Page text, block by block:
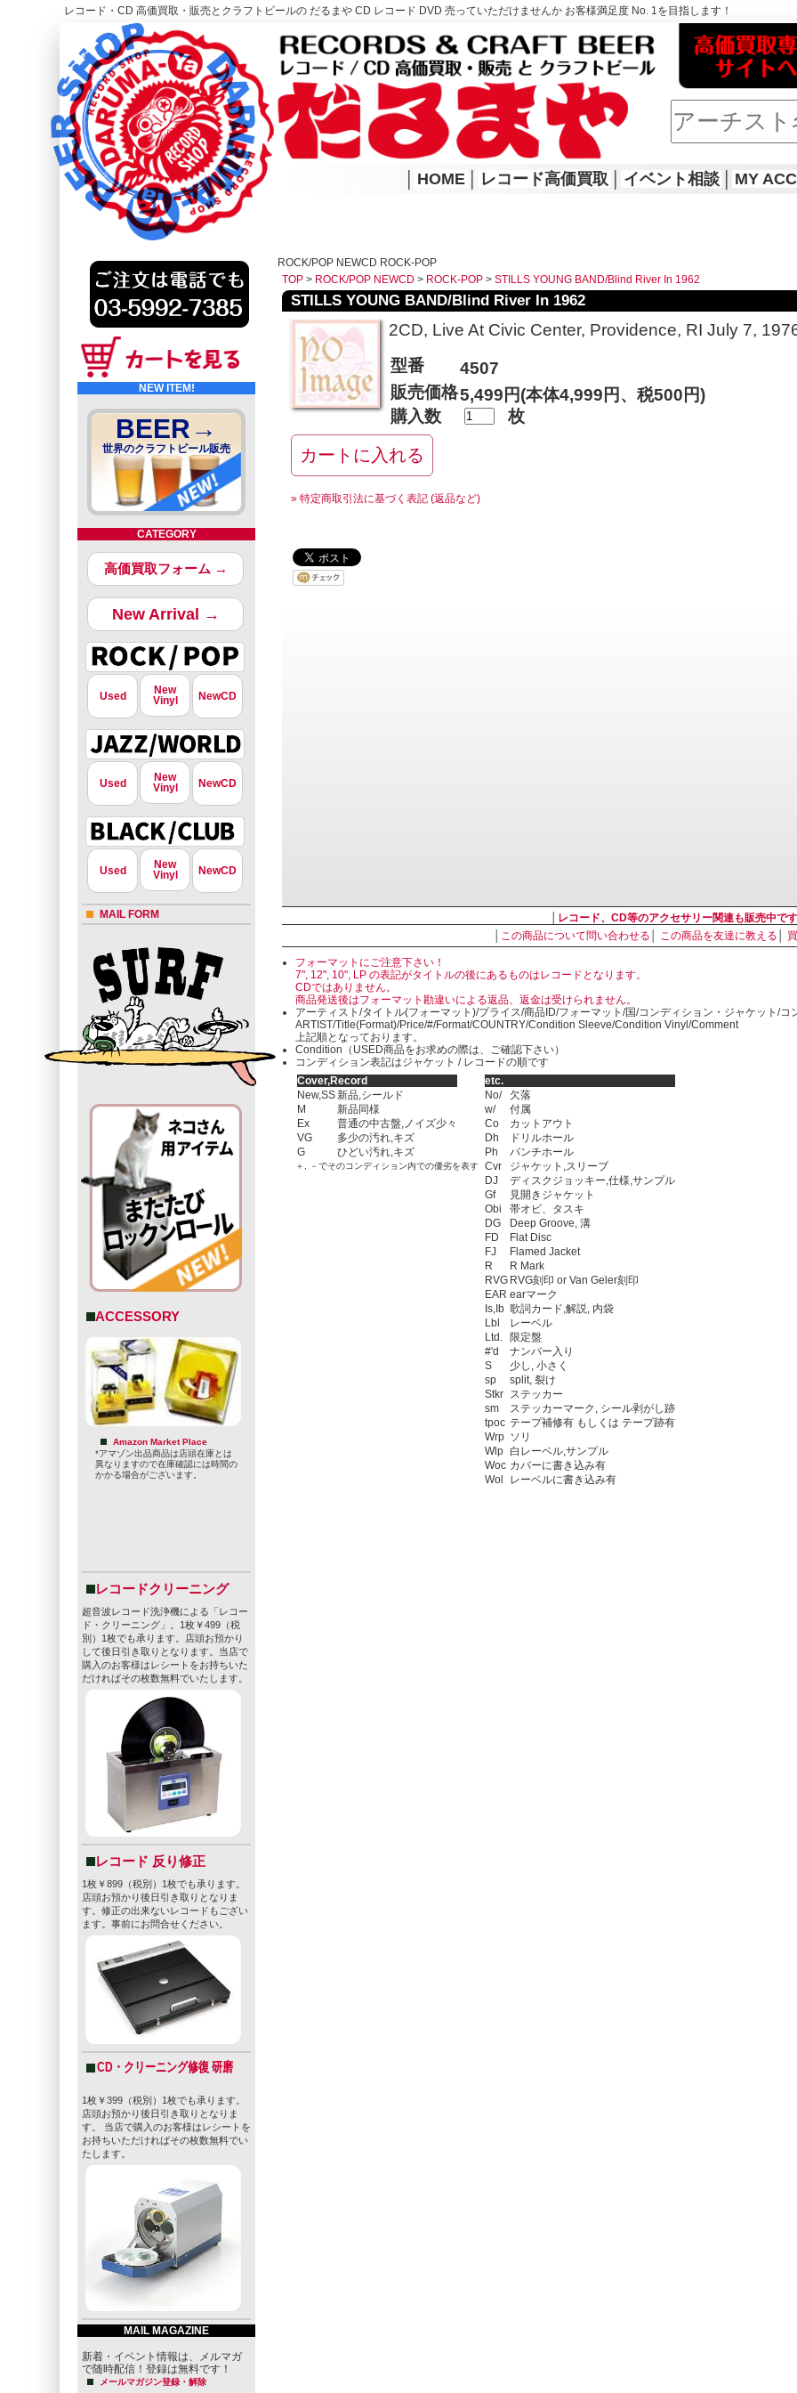
レコード・CD 高価買取・販売とクラフトビールの だるまや CD レコード DVD 売っていただけませんか お客様満足度 No. 1を目指します！
レコード高価買取はこちら
HOME
HOME レコード高価買取 イベント相談 MY
NEW ITEM!
BEER→
世界のクラフトビール販売
CATEGORY
高価買取フォーム →
New Arrival →
Used
New
Vinyl
NewCD
Used
New
Vinyl
NewCD
Used
New
Vinyl
NewCD
MAIL FORM
ACCESSORY
Amazon Market Place
*アマゾン出品商品は店頭在庫とは
異なりますので在庫確認には時間の
かかる場合がございます。
レコードクリーニング
超音波レコード洗浄機による「レコー
ド・クリーニング」。1枚￥499（税
別）1枚でも承ります。店頭お預かり
して後日引き取りとなります。当店で
購入のお客様はレシートをお持ちいた
だければその枚数無料でいたします。
レコード 反り修正
1枚￥899（税別）1枚でも承ります。
店頭お預かり後日引き取りとなりま
す。修正の出来ないレコードもござい
ます。事前にお問合せください。
CD・クリーニング修復 研磨
1枚￥399（税別）1枚でも承ります。
店頭お預かり後日引き取りとなりま
す。 当店で購入のお客様はレシートを
お持ちいただければその枚数無料でい
たします。
MAIL MAGAZINE
新着・イベント情報は、メルマガ
で随時配信！登録は無料です！
メールマガジン登録・解除
ROCK/POP NEWCD ROCK-POP
TOP > ROCK/POP NEWCD > ROCK-POP > STILLS YOUNG BAND/Blind River In 1962
STILLS YOUNG BAND/Blind River In 1962
2CD, Live At Civic Center, Providence, RI July 7,
型番
4507
販売価格5,499円(本体4,999円、税500円)
購入数
枚
» 特定商取引法に基づく表記 (返品など)
レコード、CD等のアクセサリー関連も販売中です
この商品について問い合わせる この商品を友達に教える
フォーマットにご注意下さい！
7", 12", 10", LP の表記がタイトルの後にあるものはレコードとなります。
CDではありません。
商品発送後はフォーマット勘違いによる返品、返金は受けられません。
アーティスト/タイトル(フォーマット)/プライス/商品ID/フォーマット/国/コンディション・ジャケット/コ
ARTIST/Title(Format)/Price/#/Format/COUNTRY/Condition Sleeve/Condition Vinyl/Comment
上記順となっております。
Condition（USED商品をお求めの際は、ご確認下さい）
コンディション表記はジャケット / レコードの順です
Cover,Record
New,SS新品,シールド
M
新品同様
Ex
普通の中古盤,ノイズ少々
VG
多少の汚れ,キズ
G
ひどい汚れ,キズ
＋, －でそのコンディション内での優劣を表す
etc.
No/
欠落
w/
付属
Co
カットアウト
Dh
ドリルホール
Ph
パンチホール
Cvr
ジャケット,スリーブ
DJ
ディスクジョッキー,仕様,サンプル
Gf
見開きジャケット
Obi
帯オビ、タスキ
DG
Deep Groove, 溝
FD
Flat Disc
FJ
Flamed Jacket
R
R Mark
RVG RVG刻印 or Van Geler刻印
EAR earマーク
Is,Ib 歌詞カード,解説, 内袋
Lbl
レーベル
Ltd.
限定盤
#'d
ナンバー入り
S
少し, 小さく
sp
split, 裂け
Stkr ステッカー
sm
ステッカーマーク, シール剥がし跡
tpoc テープ補修有 もしくは テープ跡有
Wrp ソリ
Wlp 白レーベル,サンプル
Woc カバーに書き込み有
Wol
レーベルに書き込み有